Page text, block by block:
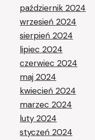
październik 2024
wrzesień 2024
sierpień 2024
lipiec 2024
czerwiec 2024
maj 2024
kwiecień 2024
marzec 2024
luty 2024
styczeń 2024